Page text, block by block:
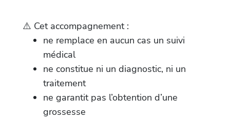
⚠️ Cet accompagnement :
ne remplace en aucun cas un suivi
médical
ne constitue ni un diagnostic, ni un
traitement
ne garantit pas l’obtention d’une
grossesse